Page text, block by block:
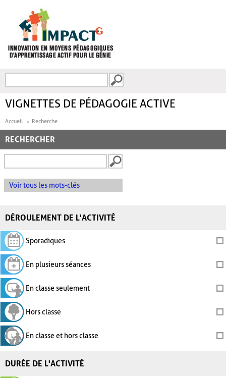
FORMULAIRE DE
VIGNETTES DE PÉDAGOGIE ACTIVE
Accueil Recherche
RECHERCHER
Voir tous les mots-clés
DÉROULEMENT DE L'ACTIVITÉ
Sporadiques
En plusieurs séances
En classe seulement
Hors classe
En classe et hors classe
DURÉE DE L'ACTIVITÉ